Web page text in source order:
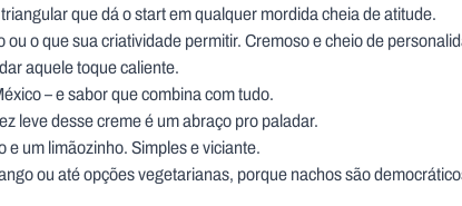
que dá o start em qualquer mordida cheia de atitude.
o que sua criatividade permitir. Cremoso e cheio de
aquele toque caliente.
– e sabor que combina com tudo.
leve desse creme é um abraço pro paladar.
um limãozinho. Simples e viciante.
ou até opções vegetarianas, porque nachos são